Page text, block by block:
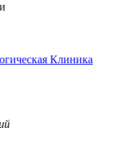
Клиника